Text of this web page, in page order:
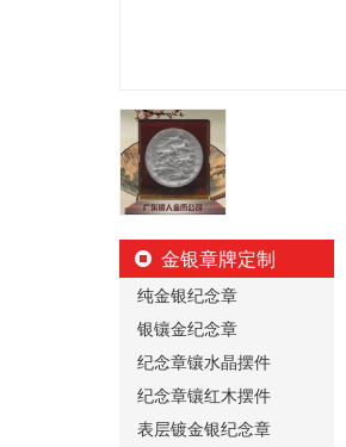
金银章牌定制
纯金银纪念章
银镶金纪念章
纪念章镶水晶摆件
纪念章镶红木摆件
表层镀金银纪念章